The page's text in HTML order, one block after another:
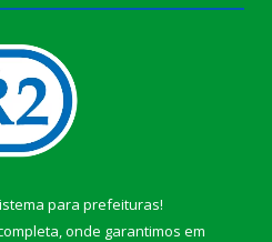
para prefeituras!
onde garantimos em